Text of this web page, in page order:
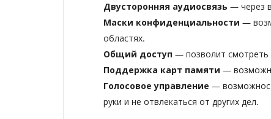
Двусторонняя аудиосвязь — через
Маски конфиденциальности —
областях.
Общий доступ — позволит смотреть
Поддержка карт памяти —
Голосовое управление —
руки и не отвлекаться от других дел.